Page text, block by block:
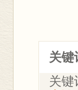
关键
关键